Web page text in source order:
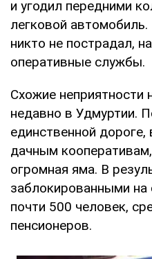
и угодил передними
легковой автомобиль.
никто не пострадал,
оперативные службы.
Схожие неприятности
недавно в Удмуртии.
единственной
дачным
огромная яма. В
заблокированными на
почти 500 человек,
пенсионеров.